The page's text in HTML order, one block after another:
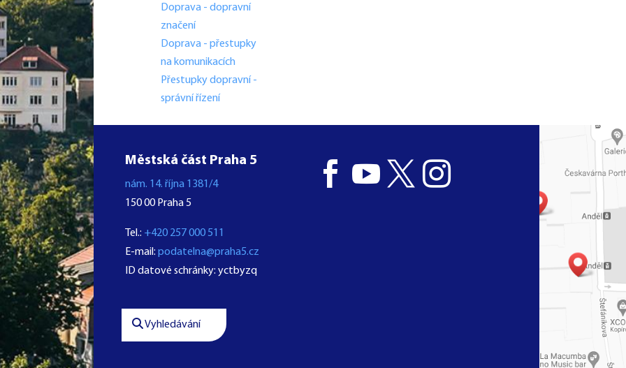
Doprava - dopravní
značení
Doprava - přestupky
na komunikacích
Přestupky dopravní -
správní řízení
Městská část Praha 5
nám. 14. října 1381/4
150 00 Praha 5
Tel.: +420 257 000 511
E-mail:podatelna@praha5.cz
ID datové schránky: yctbyzq
Vyhledávání
   